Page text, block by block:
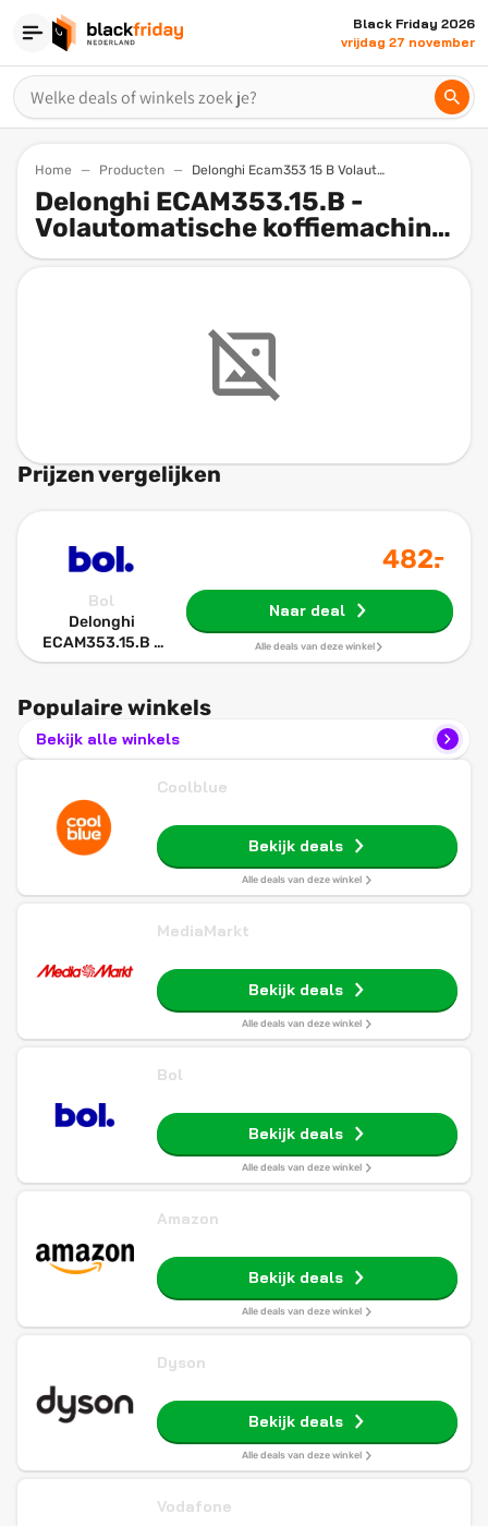
Black Friday 2026
vrijdag 27 november
Home Producten Delonghi Ecam353 15 B Volautomatische Koffiemachine Koffiemachine Met Bonen
Delonghi ECAM353.15.B -
Volautomatische koffiemachine
- Koffiemachine met bonen
Prijzen vergelijken
Bol
Delonghi
ECAM353.15.B -
Volautomatische
Koffiemachine
482.
-
Naar deal
Alle deals van deze winkel
Populaire winkels
Bekijk alle winkels
Coolblue
Bekijk deals
Alle deals van deze winkel
MediaMarkt
Bekijk deals
Alle deals van deze winkel
Bol
Bekijk deals
Alle deals van deze winkel
Amazon
Bekijk deals
Alle deals van deze winkel
Dyson
Bekijk deals
Alle deals van deze winkel
Vodafone